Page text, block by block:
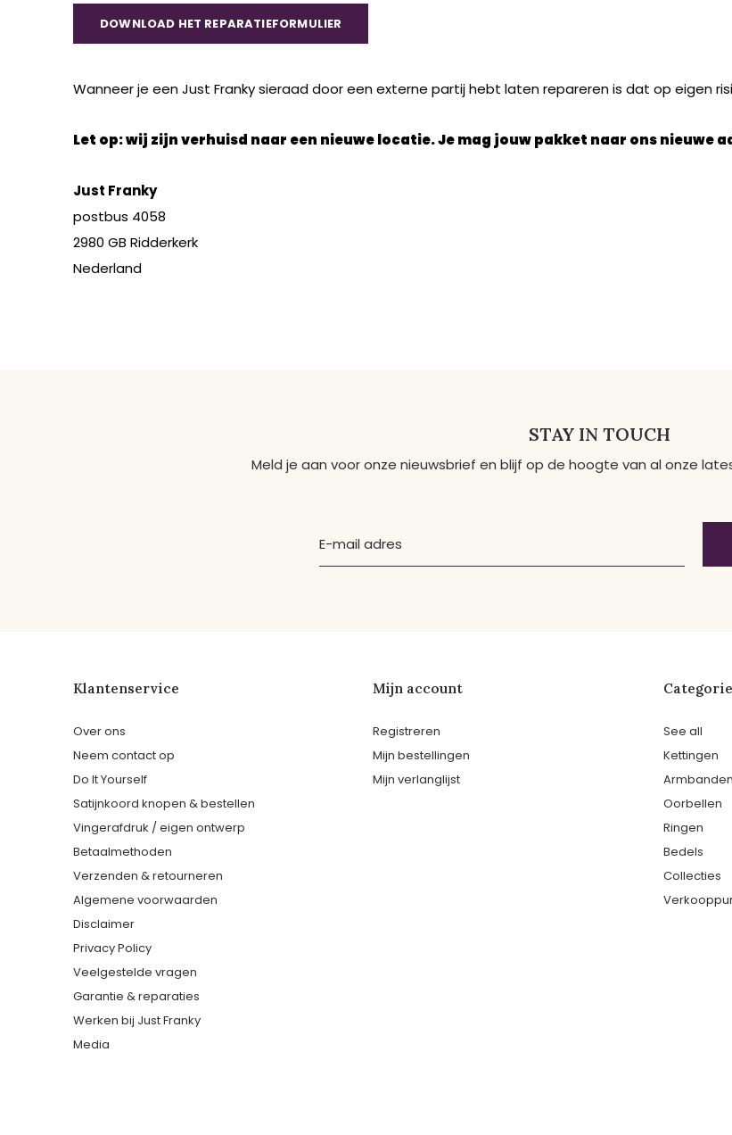
DOWNLOAD HET REPARATIEFORMULIER
Wanneer je een Just Franky sieraad door een externe partij hebt laten repareren is dat op eigen
Let op: wij zijn verhuisd naar een nieuwe locatie. Je mag jouw pakket naar ons nieuwe
Just Franky
postbus 4058
2980 GB Ridderkerk
Nederland
STAY IN TOUCH
Meld je aan voor onze nieuwsbrief en blijf op de hoogte van al onze
Klantenservice
Over ons
Neem contact op
Do It Yourself
Satijnkoord knopen & bestellen
Vingerafdruk / eigen ontwerp
Betaalmethoden
Verzenden & retourneren
Algemene voorwaarden
Disclaimer
Privacy Policy
Veelgestelde vragen
Garantie & reparaties
Werken bij Just Franky
Media
Mijn account
Registreren
Mijn bestellingen
Mijn verlanglijst
See all
Kettingen
Armbanden
Oorbellen
Ringen
Bedels
Collecties